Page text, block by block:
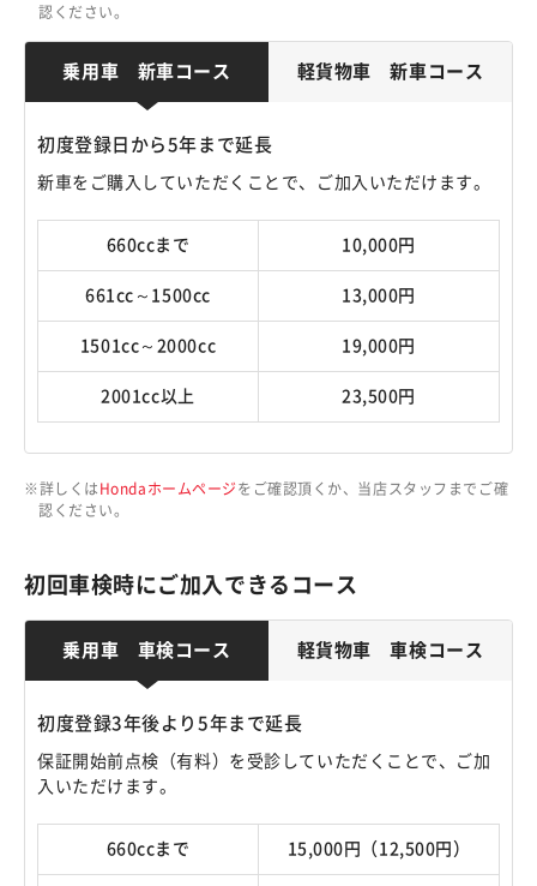
認ください。
乗用車 新車コース 軽貨物車 新車コース
初度登録日から5年まで延長
新車をご購入していただくことで、ご加入いただけます。
660ccまで 10,000円
661cc～1500cc 13,000円
1501cc～2000cc 19,000円
2001cc以上 23,500円
詳しくは Hondaホームページをご確認頂くか、当店スタッフまでご確
認ください。
初回車検時にご加入できるコース
乗用車 車検コース 軽貨物車 車検コース
初度登録3年後より5年まで延長
保証開始前点検（有料）を受診していただくことで、ご加
入いただけます。
660ccまで 15,000円（12,500円）